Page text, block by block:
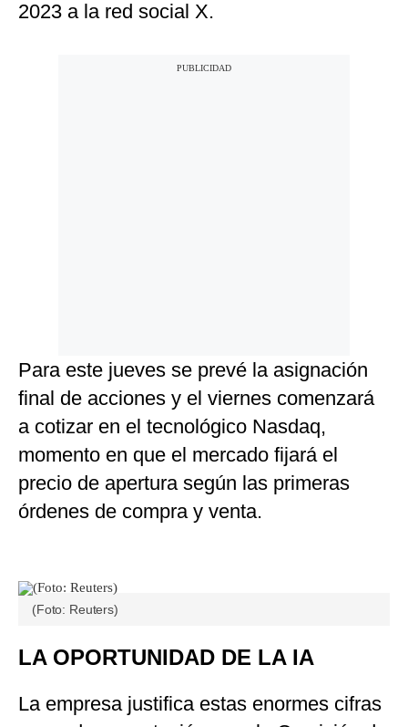
2023 a la red social X.
Para este jueves se prevé la asignación
final de acciones y el viernes comenzará
a cotizar en el tecnológico Nasdaq,
momento en que el mercado fijará el
precio de apertura según las primeras
órdenes de compra y venta.
(Foto: Reuters)
LA OPORTUNIDAD DE LA IA
La empresa justifica estas enormes cifras